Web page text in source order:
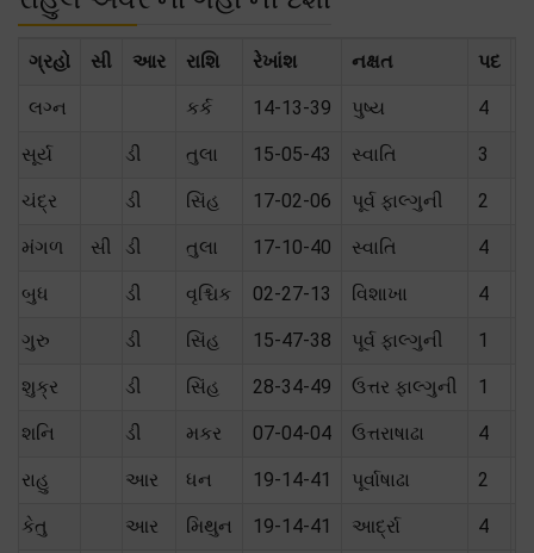
ગ્રહો સી આર રાશિ રેખાંશ નક્ષત પદ
લગ્ન કર્ક 14-13-39 પુષ્ય 4
સૂર્ય ડી તુલા 15-05-43 સ્વાતિ 3
ચંદ્ર ડી સિંહ 17-02-06 પૂર્વ ફાલ્ગુની 2
મંગળ સી ડી તુલા 17-10-40 સ્વાતિ 4
બુધ ડી વૃશ્ચિક 02-27-13 વિશાખા 4
ગુરુ ડી સિંહ 15-47-38 પૂર્વ ફાલ્ગુની 1
શુક્ર ડી સિંહ 28-34-49 ઉત્તર ફાલ્ગુની 1
શનિ ડી મકર 07-04-04 ઉત્તરાષાઢા 4
રાહુ આર ધન 19-14-41 પૂર્વાષાઢા 2
કેતુ આર મિથુન 19-14-41 આર્દ્રા 4